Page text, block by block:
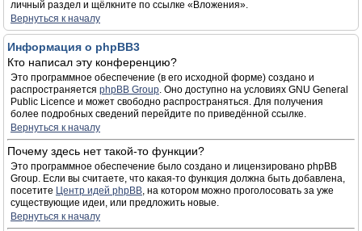
личный раздел и щёлкните по ссылке «Вложения».
Вернуться к началу
Информация о phpBB3
Кто написал эту конференцию?
Это программное обеспечение (в его исходной форме) создано и
распространяется phpBB Group. Оно доступно на условиях GNU General
Public Licence и может свободно распространяться. Для получения
более подробных сведений перейдите по приведённой ссылке.
Вернуться к началу
Почему здесь нет такой-то функции?
Это программное обеспечение было создано и лицензировано phpBB
Group. Если вы считаете, что какая-то функция должна быть добавлена,
посетите Центр идей phpBB, на котором можно проголосовать за уже
существующие идеи, или предложить новые.
Вернуться к началу